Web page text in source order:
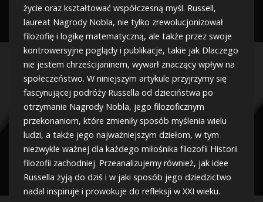
życie oraz kształtować współczesną myśl. Russell,
laureat Nagrody Nobla, nie tylko zrewolucjonizował
filozofię i logikę matematyczną, ale także przez swoje
kontrowersyjne poglądy i publikacje, takie jak Dlaczego
nie jestem chrześcijaninem, wywarł znaczący wpływ na
społeczeństwo. W niniejszym artykule przyjrzymy się
fascynującej podróży Russella od dzieciństwa po
otrzymanie Nagrody Nobla, jego filozoficznym
przekonaniom, które zmieniły sposób myślenia wielu
ludzi, a także jego najważniejszym dziełom, w tym
niezwykle ważnej dla każdego miłośnika filozofii Historii
filozofii zachodniej. Przeanalizujemy również, jak idee
Russella żyją do dziś i w jaki sposób jego dziedzictwo
nadal inspiruje i prowokuje do refleksji w XXI wieku.